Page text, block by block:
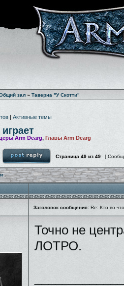
зал » Таверна "У Скотти"
| Активные темы
Arm Dearg, Главы Arm Dearg
Страница 49 из 49 [
Заголовок сообщения: Re: Кто во
Точно не
ЛОТРО.